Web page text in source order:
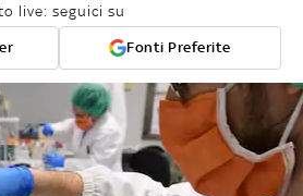
live: seguici su
Fonti Preferite